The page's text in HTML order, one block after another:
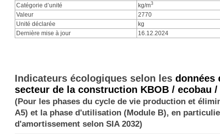
Catégorie d’unité
kg/m3
Valeur
2770
Unité déclarée
kg
Dernière mise à jour
16.12.2024
Indicateurs écologiques selon les données
secteur de la construction KBOB / ecobau /
(Pour les phases du cycle de vie production et
A5) et la phase d'utilisation (Module B), en
d'amortissement selon SIA 2032)